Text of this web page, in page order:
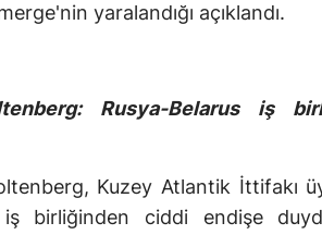
yaralandığı açıklandı.
Rusya-Belarus iş
Kuzey Atlantik İttifakı
birliğinden ciddi endişe